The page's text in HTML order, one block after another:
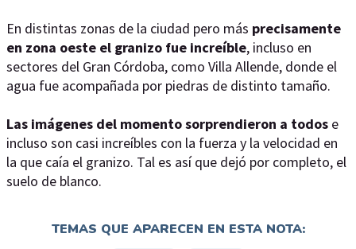
En distintas zonas de la ciudad pero más precisamente
en zona oeste el granizo fue increíble, incluso en
sectores del Gran Córdoba, como Villa Allende, donde el
agua fue acompañada por piedras de distinto tamaño.
Las imágenes del momento sorprendieron a todos e
incluso son casi increíbles con la fuerza y la velocidad en
la que caía el granizo. Tal es así que dejó por completo, el
suelo de blanco.
TEMAS QUE APARECEN EN ESTA NOTA: